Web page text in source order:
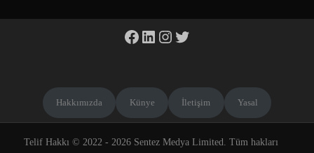
Facebook
LinkedIn
Instagram
Twitter
Hakkımızda Künye İletişim Yasal
Telif Hakkı © 2022 - 2026 Sentez Medya Limited. Tüm hakları